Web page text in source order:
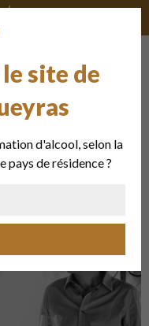
de beaux raisins
de la Terre.
site de
d'alcool, selon la
pays de résidence ?